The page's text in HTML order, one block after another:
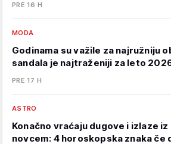
PRE 16 H
MODA
Godinama su važile za najružniju
sandala je najtraženiji za leto
PRE 17 H
ASTRO
Konačno vraćaju dugove i izlaze
novcem: 4 horoskopska znaka če